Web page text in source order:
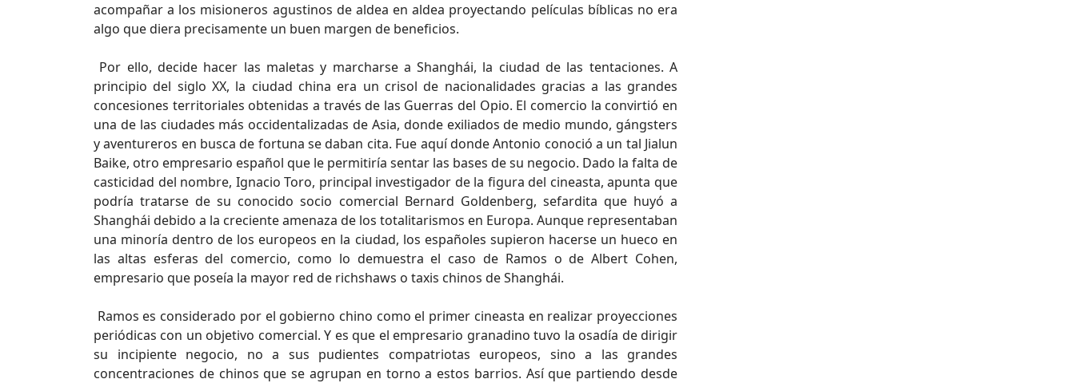
acompañar a los misioneros agustinos de aldea en aldea proyectando películas bíblicas no era
algo que diera precisamente un buen margen de beneficios.
Por ello, decide hacer las maletas y marcharse a Shanghái, la ciudad de las tentaciones. A
principio del siglo XX, la ciudad china era un crisol de nacionalidades gracias a las grandes
concesiones territoriales obtenidas a través de las Guerras del Opio. El comercio la convirtió en
una de las ciudades más occidentalizadas de Asia, donde exiliados de medio mundo, gángsters
y aventureros en busca de fortuna se daban cita. Fue aquí donde Antonio conoció a un tal Jialun
Baike, otro empresario español que le permitiría sentar las bases de su negocio. Dado la falta de
casticidad del nombre, Ignacio Toro, principal investigador de la figura del cineasta, apunta que
podría tratarse de su conocido socio comercial Bernard Goldenberg, sefardita que huyó a
Shanghái debido a la creciente amenaza de los totalitarismos en Europa. Aunque representaban
una minoría dentro de los europeos en la ciudad, los españoles supieron hacerse un hueco en
las altas esferas del comercio, como lo demuestra el caso de Ramos o de Albert Cohen,
empresario que poseía la mayor red de richshaws o taxis chinos de Shanghái.
Ramos es considerado por el gobierno chino como el primer cineasta en realizar proyecciones
periódicas con un objetivo comercial. Y es que el empresario granadino tuvo la osadía de dirigir
su incipiente negocio, no a sus pudientes compatriotas europeos, sino a las grandes
concentraciones de chinos que se agrupan en torno a estos barrios. Así que partiendo desde